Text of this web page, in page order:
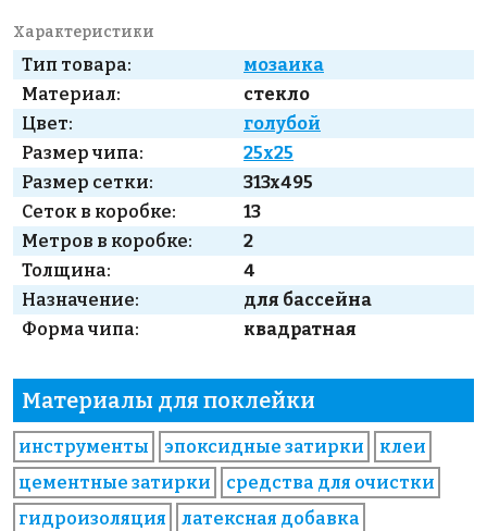
Характеристики
Тип товара:
мозаика
Материал:
стекло
Цвет:
голубой
Размер чипа:
25x25
Размер сетки:
313x495
Сеток в коробке:
13
Метров в коробке:
2
Толщина:
4
Назначение:
для бассейна
Форма чипа:
квадратная
Материалы для поклейки
инструменты эпоксидные затирки
клеи
цементные затирки
средства для очистки
гидроизоляция
латексная добавка